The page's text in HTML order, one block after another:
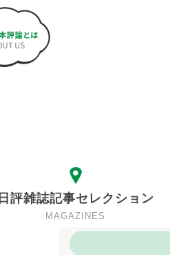
日評雑誌記事セレクション
MAGAZINES